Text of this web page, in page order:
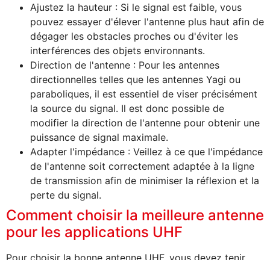
Ajustez la hauteur : Si le signal est faible, vous
pouvez essayer d'élever l'antenne plus haut afin de
dégager les obstacles proches ou d'éviter les
interférences des objets environnants.
Direction de l'antenne : Pour les antennes
directionnelles telles que les antennes Yagi ou
paraboliques, il est essentiel de viser précisément
la source du signal. Il est donc possible de
modifier la direction de l'antenne pour obtenir une
puissance de signal maximale.
Adapter l'impédance : Veillez à ce que l'impédance
de l'antenne soit correctement adaptée à la ligne
de transmission afin de minimiser la réflexion et la
perte du signal.
Comment choisir la meilleure antenne
pour les applications UHF